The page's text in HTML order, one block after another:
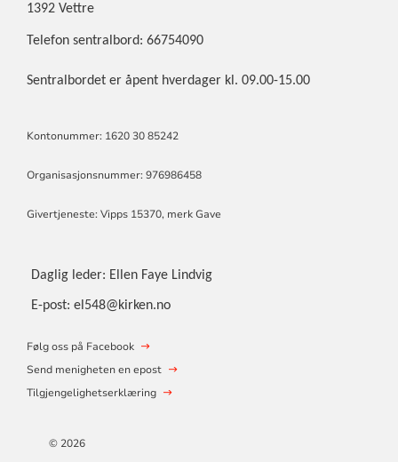
1392 Vettre
Telefon sentralbord: 66754090
Sentralbordet er åpent hverdager kl. 09.00-15.00
Kontonummer: 1620 30 85242
Organisasjonsnummer: 976986458
Givertjeneste: Vipps 15370, merk Gave
Daglig leder: Ellen Faye Lindvig
E-post: el548@kirken.no
Følg oss på Facebook
Send menigheten en epost
Tilgjengelighetserklæring
© 2026